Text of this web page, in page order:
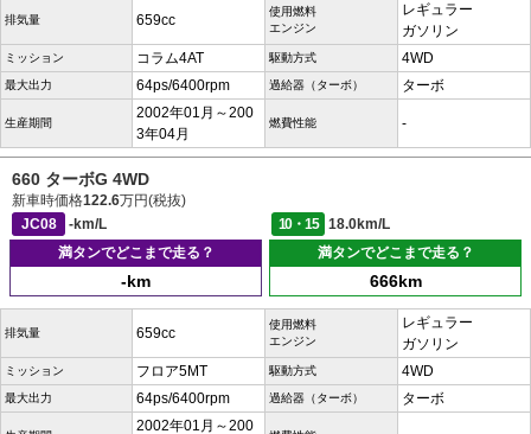
排気量 659cc
使用燃料
エンジン
レギュラー
ガソリン
ミッション コラム4AT 駆動方式 4WD
最大出力 64ps/6400rpm 過給器（ターボ） ターボ
生産期間
2002年01月～200
3年04月
燃費性能 -
660 ターボG 4WD
新車時価格122.6万円(税抜)
JC08
-km/L 10・15
18.0km/L
満タンでどこまで走る？
-km
満タンでどこまで走る？
666km
排気量 659cc
使用燃料
エンジン
レギュラー
ガソリン
ミッション フロア5MT 駆動方式 4WD
最大出力 64ps/6400rpm 過給器（ターボ） ターボ
2002年01月～200